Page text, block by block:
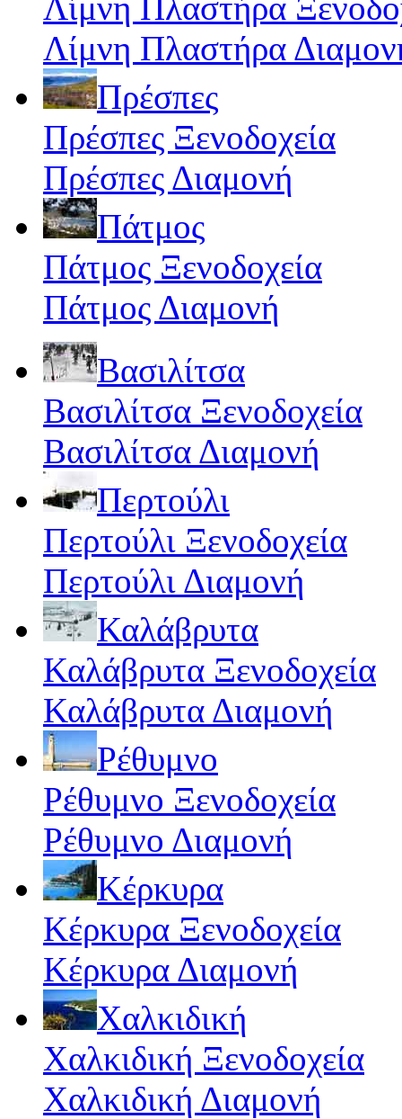
Λίμνη Πλαστήρα
Πρέσπες
Πρέσπες Ξενοδοχεία
Πρέσπες Διαμονή
Πάτμος
Πάτμος Ξενοδοχεία
Πάτμος Διαμονή
Βασιλίτσα
Βασιλίτσα Ξενοδοχεία
Βασιλίτσα Διαμονή
Περτούλι
Περτούλι Ξενοδοχεία
Περτούλι Διαμονή
Καλάβρυτα
Καλάβρυτα Ξενοδοχεία
Καλάβρυτα Διαμονή
Ρέθυμνο
Ρέθυμνο Ξενοδοχεία
Ρέθυμνο Διαμονή
Κέρκυρα
Κέρκυρα Ξενοδοχεία
Κέρκυρα Διαμονή
Χαλκιδική
Χαλκιδική Ξενοδοχεία
Χαλκιδική Διαμονή